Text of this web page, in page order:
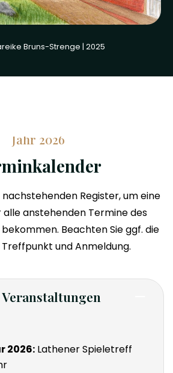
Bruns-Strenge | 2025
Jahr 2026
nachstehenden Register, um eine
anstehenden Termine des
Beachten Sie ggf. die
Treffpunkt und Anmeldung.
2026: Lathener Spieletreff